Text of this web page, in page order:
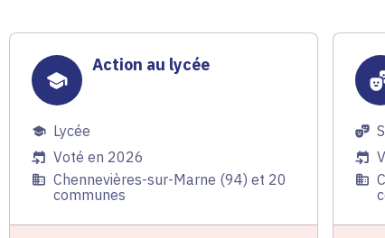
Action au lycée
Lycée
Voté en 2026
Chennevières-sur-Marne (94) et 20
communes